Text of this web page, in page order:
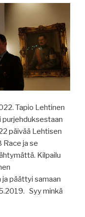
Tapio Lehtinen
purjehduksestaan
päivää Lehtisen
Race ja se
Kilpailu
päättyi samaan
Syy minkä